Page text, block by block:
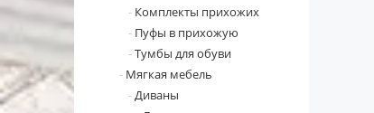
Комплекты прихожих
Пуфы в прихожую
Тумбы для обуви
Мягкая мебель
Диваны